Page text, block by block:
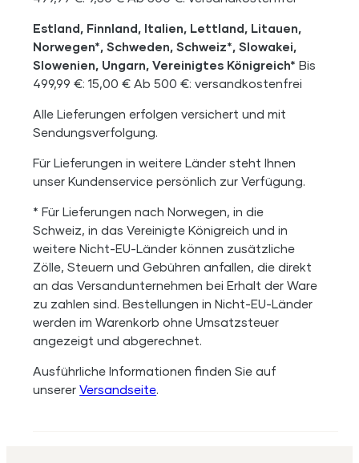
Estland, Finnland, Italien, Lettland, Litauen,
Norwegen*, Schweden, Schweiz*, Slowakei,
Slowenien, Ungarn, Vereinigtes Königreich* Bis
499,99 €: 15,00 € Ab 500 €: versandkostenfrei
Alle Lieferungen erfolgen versichert und mit
Sendungsverfolgung.
Für Lieferungen in weitere Länder steht Ihnen
unser Kundenservice persönlich zur Verfügung.
* Für Lieferungen nach Norwegen, in die
Schweiz, in das Vereinigte Königreich und in
weitere Nicht-EU-Länder können zusätzliche
Zölle, Steuern und Gebühren anfallen, die direkt
an das Versandunternehmen bei Erhalt der Ware
zu zahlen sind. Bestellungen in Nicht-EU-Länder
werden im Warenkorb ohne Umsatzsteuer
angezeigt und abgerechnet.
Ausführliche Informationen finden Sie auf
unsererVersandseite.